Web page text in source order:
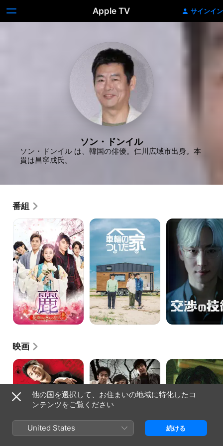
Apple TV サインイン
ソン・ドンイル
ソン・ドンイル は、韓国の俳優。仁川広域市出身。本
貫は昌寧成氏。
番組
＜
イ
＞
～
花
萌
ゆ
る
８
人
の
皇
た
ち
～
車
輪
の
家
交
映画
ミ
ッ
ド
イ
ト・
ン
ー
カ
エ
ル
年
失
踪
殺
事
オ
カ
狩
他の国を選択して、お住まいの地域に特化したコ
ンテンツをご覧ください
United States 続ける